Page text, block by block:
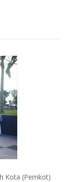
Kota (Pemkot)